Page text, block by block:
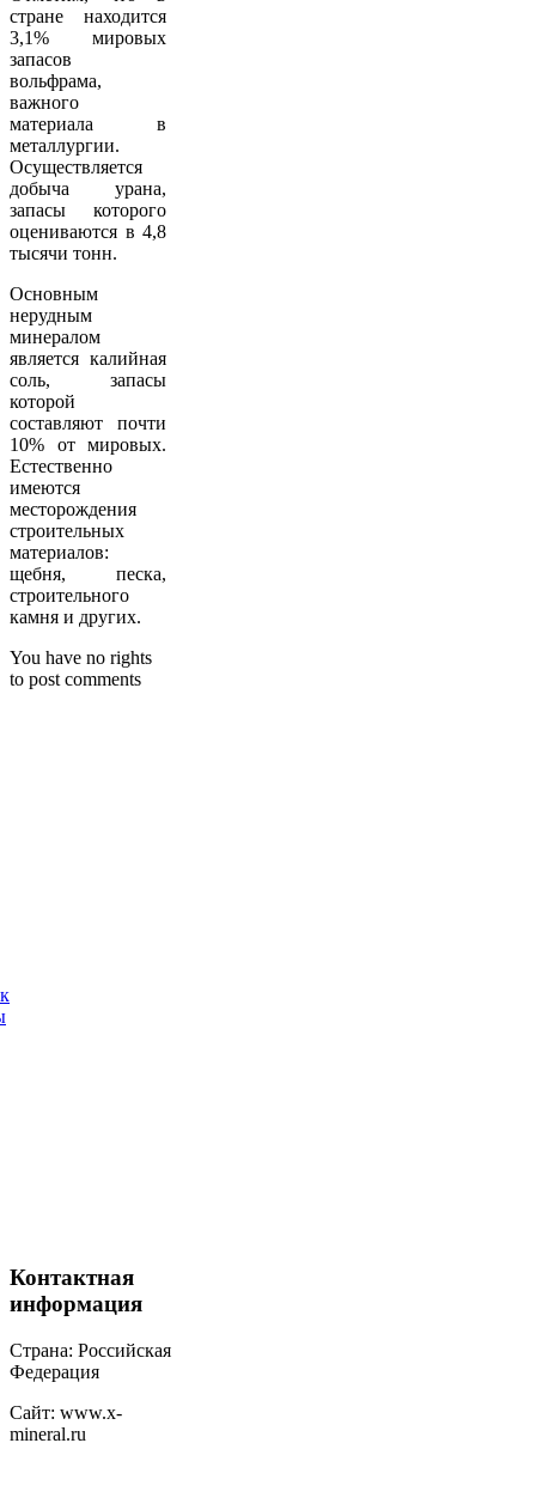
стране находится
3,1% мировых
запасов
вольфрама,
важного
материала в
металлургии.
Осуществляется
добыча урана,
запасы которого
оцениваются в 4,8
тысячи тонн.
Основным
нерудным
минералом
является калийная
соль, запасы
которой
составляют почти
10% от мировых.
Естественно
имеются
месторождения
строительных
материалов:
щебня, песка,
строительного
камня и других.
You have no rights
to post comments
Контактная
информация
Страна: Российская
Федерация
Сайт: www.x-
mineral.ru